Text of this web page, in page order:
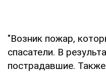
"Возник пожар,
спасатели. В
пострадавшие. Также